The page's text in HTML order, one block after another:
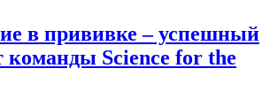
в прививке – успешный
команды Science for the